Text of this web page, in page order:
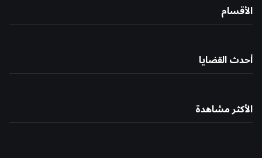
الأقسام
أحدث القضايا
الأكثر مشاهدة